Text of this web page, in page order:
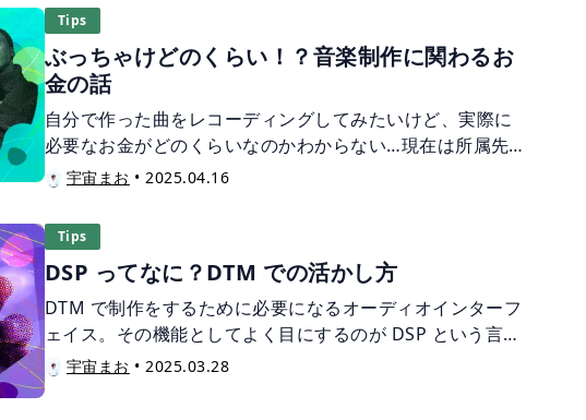
るく感じられたり、暗く感じたり、音の印象が大きく左右
されます。 今回は、楽曲にスパイスや個性を加えてくれる
さまざまなスケールを、具体例とともに紹介していきま
す。
Tips
ぶっちゃけどのくらい！？音楽制作に関わるお
金の話
自分で作った曲をレコーディングしてみたいけど、実際に
必要なお金がどのくらいなのかわからない…現在は所属先
を持たずフリーで活動する宇宙まおが、本当はみんな知り
書いてみたいと思います。
宇宙まお •2025.04.16
Tips
DSP ってなに？DTM での活かし方
DTM で制作をするために必要になるオーディオインターフ
ェイス。その機能としてよく目にするのが DSP という言葉
です。なんだかよくわからないまま使っている…という方
宇宙まお •2025.03.28